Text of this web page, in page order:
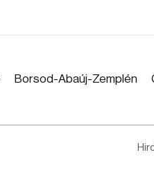
Borsod-Abaúj-Zemplén